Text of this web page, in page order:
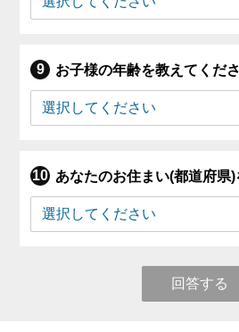
お子様の年齢を教えてくだ
あなたのお住まい(都道府県
回答する